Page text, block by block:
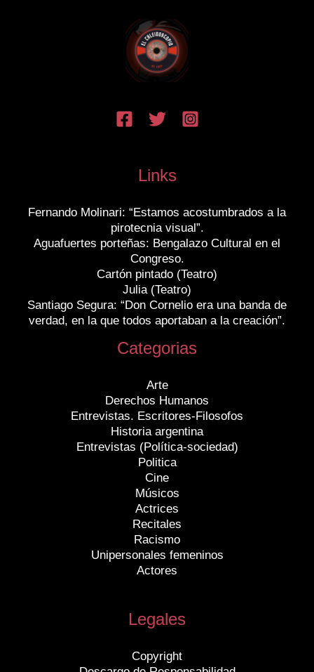
Links
Fernando Molinari: “Estamos acostumbrados a la
pirotecnia visual”.
Aguafuertes porteñas: Bengalazo Cultural en el
Congreso.
Cartón pintado (Teatro)
Julia (Teatro)
Santiago Segura: “Don Cornelio era una banda de
verdad, en la que todos aportaban a la creación”.
Categorias
Arte
Derechos Humanos
Entrevistas. Escritores-Filosofos
Historia argentina
Entrevistas (Política-sociedad)
Politica
Cine
Músicos
Actrices
Recitales
Racismo
Unipersonales femeninos
Actores
Legales
Copyright